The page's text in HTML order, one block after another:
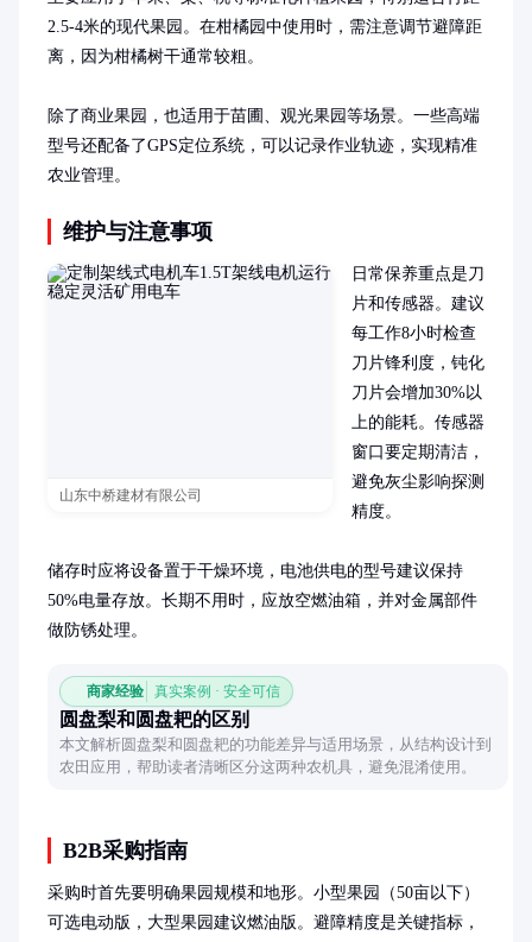
2.5-4米的现代果园。在柑橘园中使用时，需注意调节避障距
离，因为柑橘树干通常较粗。
除了商业果园，也适用于苗圃、观光果园等场景。一些高端
型号还配备了GPS定位系统，可以记录作业轨迹，实现精准
农业管理。
维护与注意事项
山东中桥建材有限公司
日常保养重点是刀
片和传感器。建议
每工作8小时检查
刀片锋利度，钝化
刀片会增加30%以
上的能耗。传感器
窗口要定期清洁，
避免灰尘影响探测
精度。
储存时应将设备置于干燥环境，电池供电的型号建议保持
50%电量存放。长期不用时，应放空燃油箱，并对金属部件
做防锈处理。
商家经验 真实案例 · 安全可信
圆盘梨和圆盘耙的区别
本文解析圆盘梨和圆盘耙的功能差异与适用场景，从结构设计到
农田应用，帮助读者清晰区分这两种农机具，避免混淆使用。
B2B采购指南
采购时首先要明确果园规模和地形。小型果园（50亩以下）
可选电动版，大型果园建议燃油版。避障精度是关键指标，